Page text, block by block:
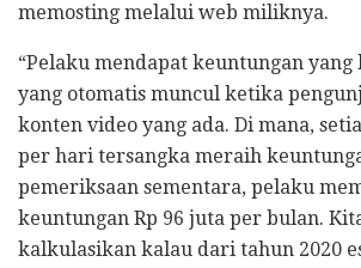
memosting melalui web miliknya.
“Pelaku mendapat keuntungan
yang otomatis muncul ketika
konten video yang ada. Di mana,
per hari tersangka meraih
pemeriksaan sementara, pelaku
keuntungan Rp 96 juta per bulan.
kalkulasikan kalau dari tahun 2020